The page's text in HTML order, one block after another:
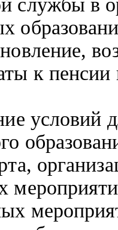
службы в
к пенсии
условий